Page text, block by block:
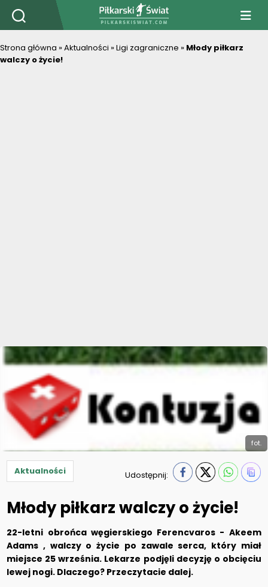
PiłkarskiSwiat.com
Strona główna »Aktualności »Ligi zagraniczne » Młody piłkarz
walczy o życie!
fot.
Aktualności Udostępnij:
Młody piłkarz walczy o życie!
22-letni obrońca węgierskiego Ferencvaros - Akeem
Adams , walczy o życie po zawale serca, który miał
miejsce 25 września. Lekarze podjęli decyzję o obcięciu
lewej nogi. Dlaczego? Przeczytacie dalej.